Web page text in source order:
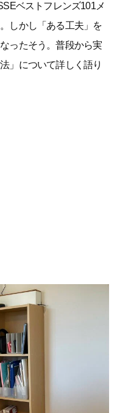
ベストフレンズ101メ
しかし「ある工夫」を
ったそう。普段から実
」について詳しく語り